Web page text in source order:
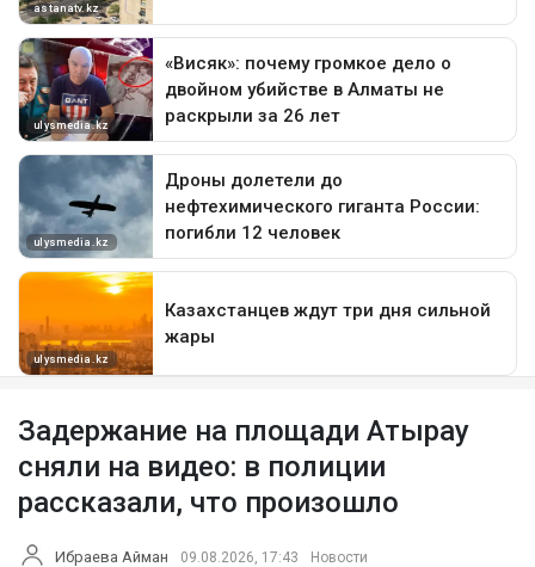
Задержание на площади Атырау
сняли на видео: в полиции
рассказали, что произошло
Ибраева Айман 09.08.2026, 17:43 Новости